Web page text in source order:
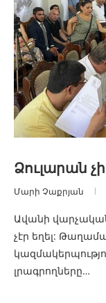
Ձուլարան չի
Մարի Չաքրյան
Ավանի վարչական
չէր եղել:
լրագրողները…